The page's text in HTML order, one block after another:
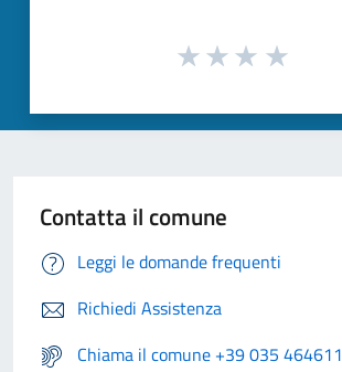
Contatta il comune
Leggi le domande frequenti
Richiedi Assistenza
Chiama il comune +39 035 464611